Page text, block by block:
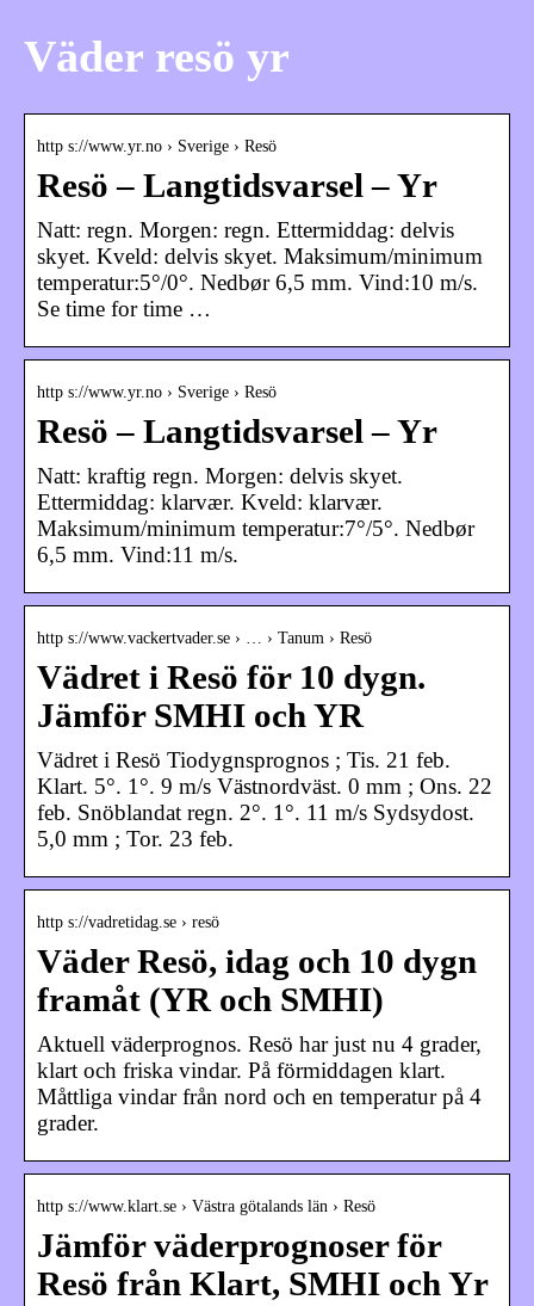
Väder resö yr
http s://www.yr.no › Sverige › Resö
Resö – Langtidsvarsel – Yr
Natt: regn. Morgen: regn. Ettermiddag: delvis
skyet. Kveld: delvis skyet. Maksimum/minimum
temperatur:5°/0°. Nedbør 6,5 mm. Vind:10 m/s.
Se time for time …
http s://www.yr.no › Sverige › Resö
Resö – Langtidsvarsel – Yr
Natt: kraftig regn. Morgen: delvis skyet.
Ettermiddag: klarvær. Kveld: klarvær.
Maksimum/minimum temperatur:7°/5°. Nedbør
6,5 mm. Vind:11 m/s.
http s://www.vackertvader.se › … › Tanum › Resö
Vädret i Resö för 10 dygn.
Jämför SMHI och YR
Vädret i Resö Tiodygnsprognos ; Tis. 21 feb.
Klart. 5°. 1°. 9 m/s Västnordväst. 0 mm ; Ons. 22
feb. Snöblandat regn. 2°. 1°. 11 m/s Sydsydost.
5,0 mm ; Tor. 23 feb.
http s://vadretidag.se › resö
Väder Resö, idag och 10 dygn
framåt (YR och SMHI)
Aktuell väderprognos. Resö har just nu 4 grader,
klart och friska vindar. På förmiddagen klart.
Måttliga vindar från nord och en temperatur på 4
grader.
http s://www.klart.se › Västra götalands län › Resö
Jämför väderprognoser för
Resö från Klart, SMHI och Yr